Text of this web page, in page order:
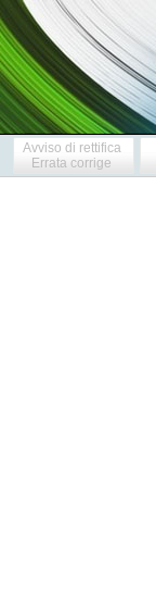
Avviso di rettifica
Errata corrige